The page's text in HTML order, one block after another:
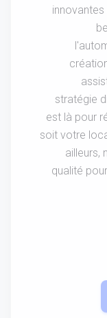
stratégie
est là pour
soit votre
ailleurs,
qualité